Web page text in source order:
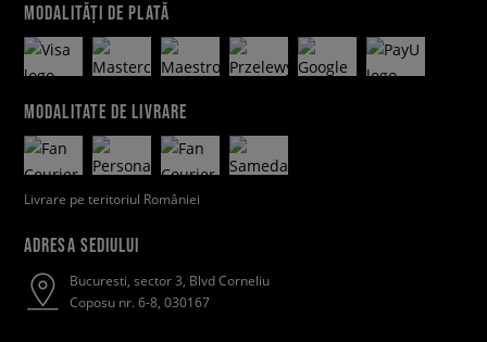
MODALITĂȚI DE PLATĂ
MODALITATE DE LIVRARE
Livrare pe teritoriul României
ADRESA SEDIULUI
Bucuresti, sector 3, Blvd Corneliu
Coposu nr. 6-8, 030167